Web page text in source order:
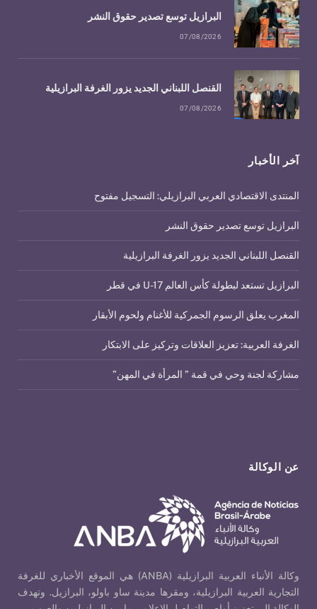
عن الوكالة
وكالة الأنباء العربية البرازيلية (ANBA) هي الموقع الأخباري للغرفة
التجارية العربية البرازيلية، ومقرها مدينة ساو باولو، البرازيل. وتهدف
آخر الأخبار
المنتدى الاقتصادي العربي البرازيلي: التسجيل مفتوح
البرازيل توسع تصدير حقوق النشر
القنصل اللبناني الجديد يزور الغرفة البرازيلية
البرازيل تستعد لبطولة كأس العالم U-17 في قطر
المغرب يعلق الرسوم الجمركية للأغنام ولحوم الأبقار
الغرفة العربية: تعزيز العلاقات وتركيز على الابتكار
مشاركة لجنة وحي في قمة ” المرأة في المهن”
البرازيل توسع تصدير حقوق النشر
07/08/2026
القنصل اللبناني الجديد يزور الغرفة البرازيلية
07/08/2026